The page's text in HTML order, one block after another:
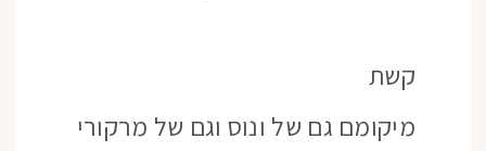
קשת
מיקומם גם של ונוס וגם של מרקורי